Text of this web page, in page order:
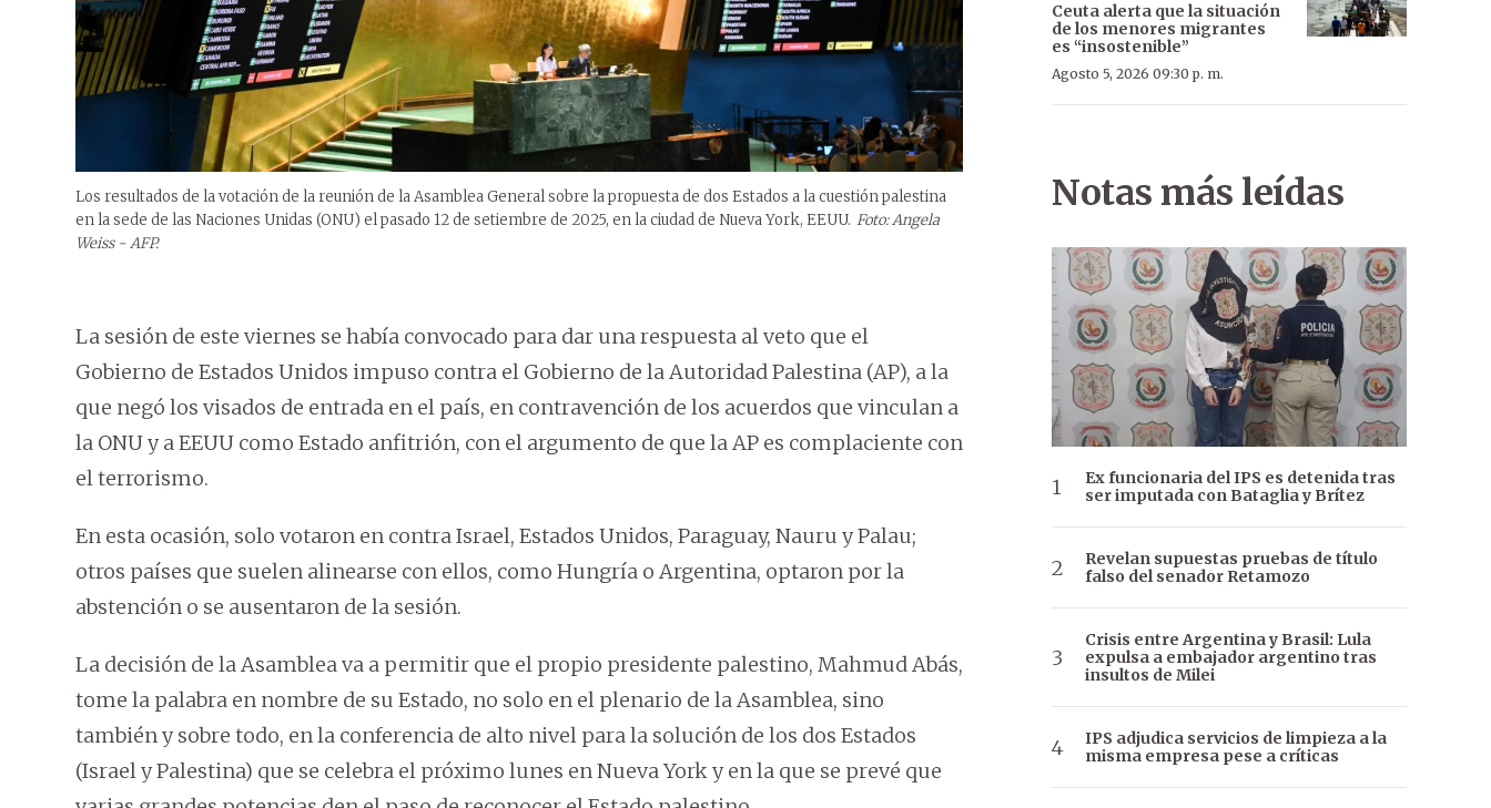
Los resultados de la votación de la reunión de la Asamblea General sobre la propuesta de dos Estados a la cuestión palestina
en la sede de las Naciones Unidas (ONU) el pasado 12 de setiembre de 2025, en la ciudad de Nueva York, EEUU. Foto: Angela
Weiss - AFP.
La sesión de este viernes se había convocado para dar una respuesta al veto que el
Gobierno de Estados Unidos impuso contra el Gobierno de la Autoridad Palestina (AP), a la
que negó los visados de entrada en el país, en contravención de los acuerdos que vinculan a
la ONU y a EEUU como Estado anfitrión, con el argumento de que la AP es complaciente con
el terrorismo.
En esta ocasión, solo votaron en contra Israel, Estados Unidos, Paraguay, Nauru y Palau;
otros países que suelen alinearse con ellos, como Hungría o Argentina, optaron por la
abstención o se ausentaron de la sesión.
La decisión de la Asamblea va a permitir que el propio presidente palestino, Mahmud Abás,
tome la palabra en nombre de su Estado, no solo en el plenario de la Asamblea, sino
también y sobre todo, en la conferencia de alto nivel para la solución de los dos Estados
(Israel y Palestina) que se celebra el próximo lunes en Nueva York y en la que se prevé que
Ceuta alerta que la situación
de los menores migrantes
es “insostenible”
Agosto 5, 2026 09:30 p. m.
Notas más leídas
Ex funcionaria del IPS es detenida tras
ser imputada con Bataglia y Brítez
Revelan supuestas pruebas de título
falso del senador Retamozo
Crisis entre Argentina y Brasil: Lula
expulsa a embajador argentino tras
insultos de Milei
IPS adjudica servicios de limpieza a la
misma empresa pese a críticas